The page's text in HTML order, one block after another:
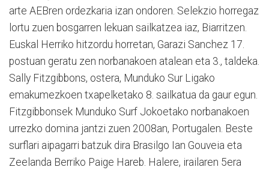
arte AEBren ordezkaria izan ondoren. Selekzio horregaz
lortu zuen bosgarren lekuan sailkatzea iaz, Biarritzen.
Euskal Herriko hitzordu horretan, Garazi Sanchez 17.
postuan geratu zen norbanakoen atalean eta 3., taldeka.
Sally Fitzgibbons, ostera, Munduko Sur Ligako
emakumezkoen txapelketako 8. sailkatua da gaur egun.
Fitzgibbonsek Munduko Surf Jokoetako norbanakoen
urrezko domina jantzi zuen 2008an, Portugalen. Beste
surflari aipagarri batzuk dira Brasilgo Ian Gouveia eta
Zeelanda Berriko Paige Hareb. Halere, irailaren 5era